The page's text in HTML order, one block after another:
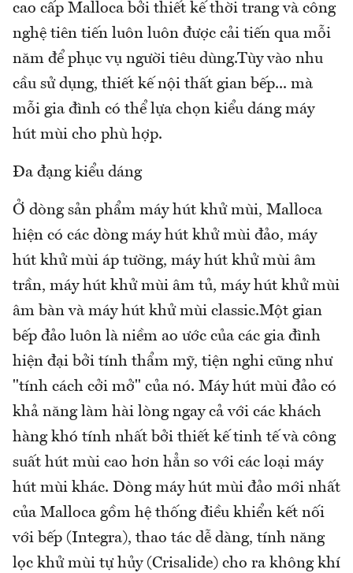
cao cấp Malloca bởi thiết kế thời trang và công
nghệ tiên tiến luôn luôn được cải tiến qua mỗi
năm để phục vụ người tiêu dùng.Tùy vào nhu
cầu sử dụng, thiết kế nội thất gian bếp... mà
mỗi gia đình có thể lựa chọn kiểu dáng máy
hút mùi cho phù hợp.
Đa đạng kiểu dáng
Ở dòng sản phẩm máy hút khử mùi, Malloca
hiện có các dòng máy hút khử mùi đảo, máy
hút khử mùi áp tường, máy hút khử mùi âm
trần, máy hút khử mùi âm tủ, máy hút khử mùi
âm bàn và máy hút khử mùi classic.Một gian
bếp đảo luôn là niềm ao ước của các gia đình
hiện đại bởi tính thẩm mỹ, tiện nghi cũng như
"tính cách cởi mở" của nó. Máy hút mùi đảo có
khả năng làm hài lòng ngay cả với các khách
hàng khó tính nhất bởi thiết kế tinh tế và công
suất hút mùi cao hơn hẳn so với các loại máy
hút mùi khác. Dòng máy hút mùi đảo mới nhất
của Malloca gồm hệ thống điều khiển kết nối
với bếp (Integra), thao tác dễ dàng, tính năng
lọc khử mùi tự hủy (Crisalide) cho ra không khí